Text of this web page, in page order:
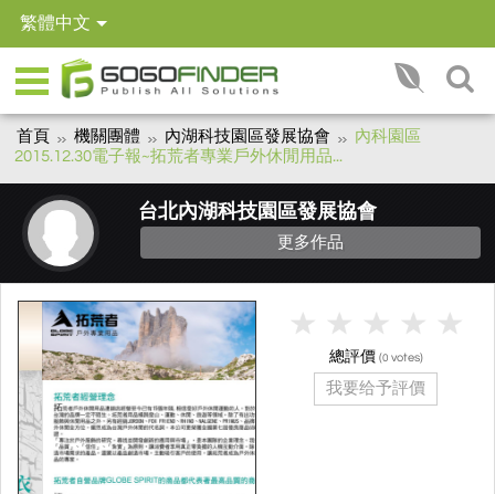
繁體中文
首頁 機關團體 內湖科技園區發展協會
內科園區
2015.12.30電子報~拓荒者專業戶外休閒用品...
台北內湖科技園區發展協會
更多作品
總評價 (0 votes)
我要给予評價